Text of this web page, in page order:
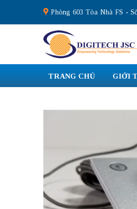
content
Phòng 603 Tòa Nhà FS -
TRANG CHỦ GIỚI